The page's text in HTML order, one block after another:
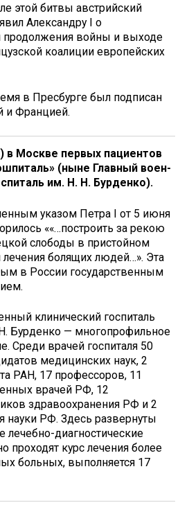
этой битвы австрийский
Александру I о
продолжения войны и выходе
коалиции европейских
в Пресбурге был подписан
и Францией.
в Москве первых пациентов
(ныне Главный воен­
им. Н. Н. Бурденко).
указом Петра I от 5 июня
««…построить за рекою
слободы в пристойном
лечения болящих людей…». Эта
в России государственным
клинический госпиталь
Бурденко — многопрофильное
Среди врачей госпиталя 50
медицинских наук, 2
РАН, 17 профессоров, 11
врачей РФ, 12
здравоохранения РФ и 2
науки РФ. Здесь развернуты
лечебно-диагностические
проходят курс лечения более
больных, выполняется 17